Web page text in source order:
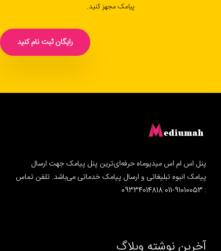
پیامک مجهز کنید.
رایگان ثبت نام کنید
پنل اس ام اس میدیوماه حرفه‌ای‌ترین پنل پیامک جهت ارسال
پیامک انبوه تبلیغاتی و ارسال پیامک خدماتی می‌باشد. تلفن تماس
: 91010053-011 09334014818
آخرین نوشته وبلاگ